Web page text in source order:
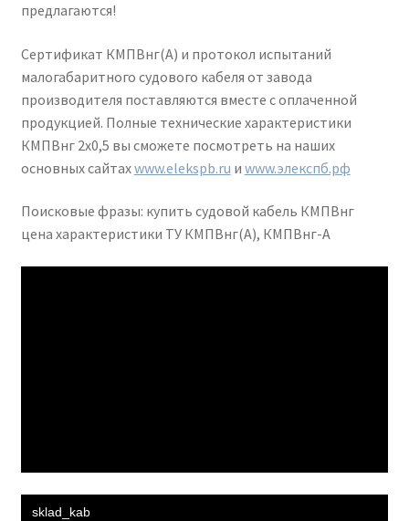
предлагаются!
Сертификат КМПВнг(А) и протокол испытаний
малогабаритного судового кабеля от завода
производителя поставляются вместе с оплаченной
продукцией. Полные технические характеристики
КМПВнг 2х0,5 вы сможете посмотреть на наших
основных сайтахwww.elekspb.ru и www.элекспб.рф
Поисковые фразы: купить судовой кабель КМПВнг
цена характеристики ТУ КМПВнг(А), КМПВнг-А